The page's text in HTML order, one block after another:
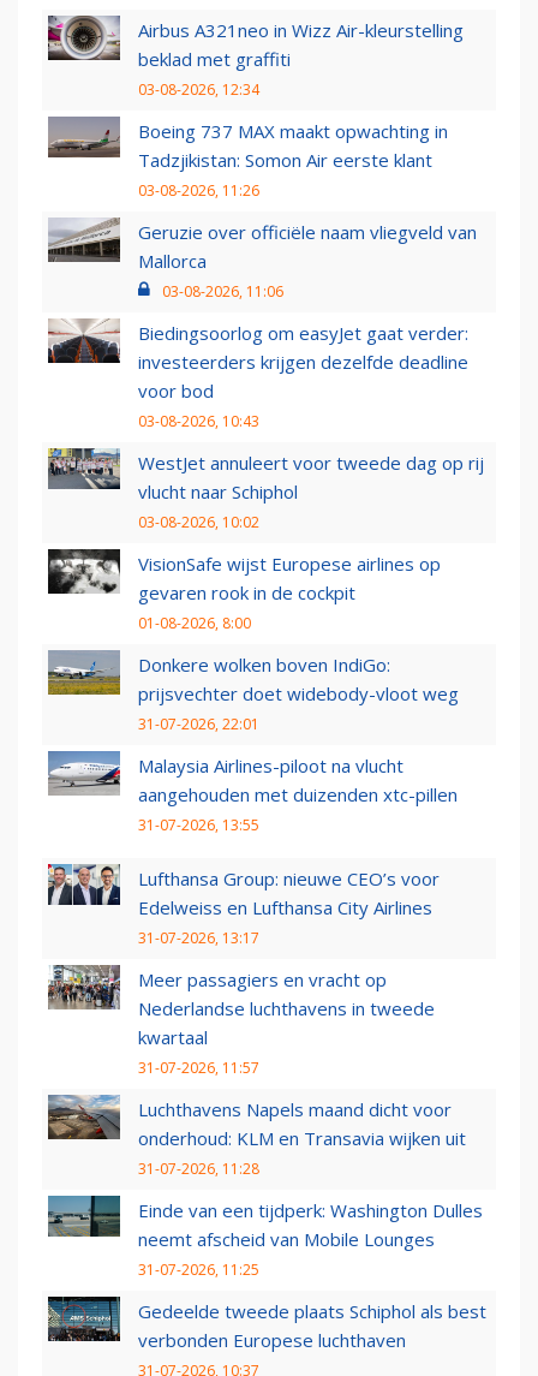
Airbus A321neo in Wizz Air-kleurstelling
beklad met graffiti
03-08-2026, 12:34
Boeing 737 MAX maakt opwachting in
Tadzjikistan: Somon Air eerste klant
03-08-2026, 11:26
Geruzie over officiële naam vliegveld van
Mallorca
03-08-2026, 11:06
Biedingsoorlog om easyJet gaat verder:
investeerders krijgen dezelfde deadline
voor bod
03-08-2026, 10:43
WestJet annuleert voor tweede dag op rij
vlucht naar Schiphol
03-08-2026, 10:02
VisionSafe wijst Europese airlines op
gevaren rook in de cockpit
01-08-2026, 8:00
Donkere wolken boven IndiGo:
prijsvechter doet widebody-vloot weg
31-07-2026, 22:01
Malaysia Airlines-piloot na vlucht
aangehouden met duizenden xtc-pillen
31-07-2026, 13:55
Lufthansa Group: nieuwe CEO’s voor
Edelweiss en Lufthansa City Airlines
31-07-2026, 13:17
Meer passagiers en vracht op
Nederlandse luchthavens in tweede
kwartaal
31-07-2026, 11:57
Luchthavens Napels maand dicht voor
onderhoud: KLM en Transavia wijken uit
31-07-2026, 11:28
Einde van een tijdperk: Washington Dulles
neemt afscheid van Mobile Lounges
31-07-2026, 11:25
Gedeelde tweede plaats Schiphol als best
verbonden Europese luchthaven
31-07-2026, 10:37